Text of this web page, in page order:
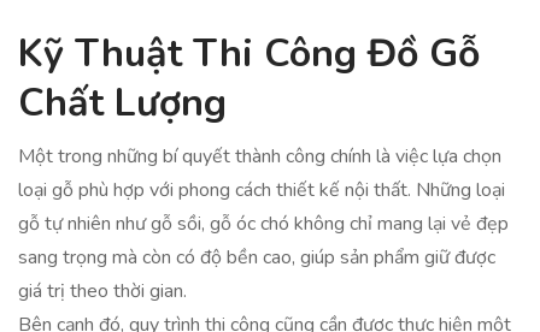
Kỹ Thuật Thi Công Đồ Gỗ
Chất Lượng
Một trong những bí quyết thành công chính là việc lựa chọn
loại gỗ phù hợp với phong cách thiết kế nội thất. Những loại
gỗ tự nhiên như gỗ sồi, gỗ óc chó không chỉ mang lại vẻ đẹp
sang trọng mà còn có độ bền cao, giúp sản phẩm giữ được
giá trị theo thời gian.
Bên cạnh đó, quy trình thi công cũng cần được thực hiện một